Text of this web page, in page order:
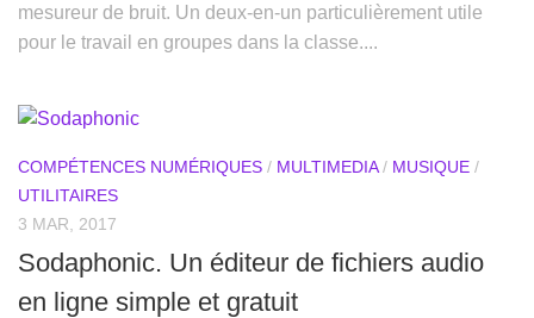
mesureur de bruit. Un deux-en-un particulièrement utile
pour le travail en groupes dans la classe....
COMPÉTENCES NUMÉRIQUES / MULTIMEDIA/ MUSIQUE /
UTILITAIRES
3 MAR, 2017
Sodaphonic. Un éditeur de fichiers audio
en ligne simple et gratuit